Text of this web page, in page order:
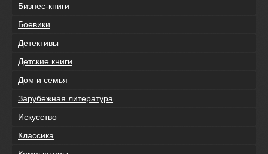
Бизнес-книги
Боевики
Детективы
Детские книги
Дом и семья
Зарубежная литература
Искусство
Классика